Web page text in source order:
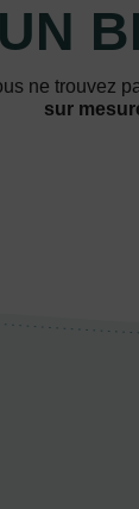
UN
ne trouvez
sur